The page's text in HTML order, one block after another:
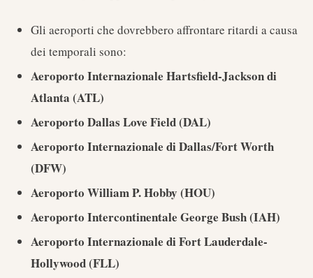
Gli aeroporti che dovrebbero affrontare ritardi a causa
dei temporali sono:
Aeroporto Internazionale Hartsfield-Jackson di
Atlanta (ATL)
Aeroporto Dallas Love Field (DAL)
Aeroporto Internazionale di Dallas/Fort Worth
(DFW)
Aeroporto William P. Hobby (HOU)
Aeroporto Intercontinentale George Bush (IAH)
Aeroporto Internazionale di Fort Lauderdale-
Hollywood (FLL)